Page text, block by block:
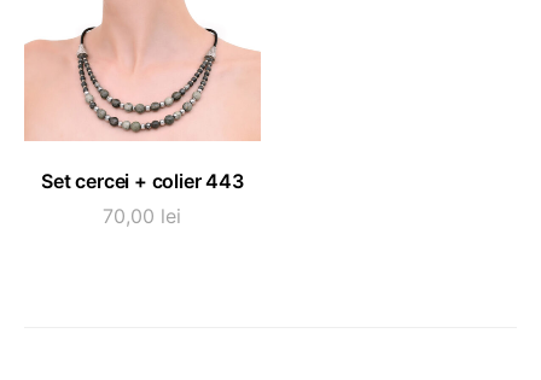
ADAUGĂ ÎN COȘ
Set cercei + colier 443
70,00 lei